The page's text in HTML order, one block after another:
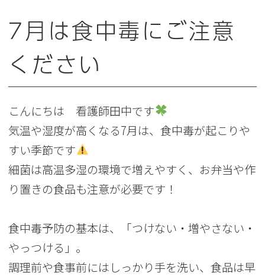
7月は食中毒にご注意
ください
こんにちは 看護師田中です
気温や湿度が高くなる7月は、食中毒が起こりや
すい季節です
細菌は高温多湿の環境で増えやすく、お弁当や作
り置きの食品も注意が必要です！
食中毒予防の基本は、「つけない・増やさない・
やっつける」。
調理前や食事前にはしっかり手を洗い、食品は早